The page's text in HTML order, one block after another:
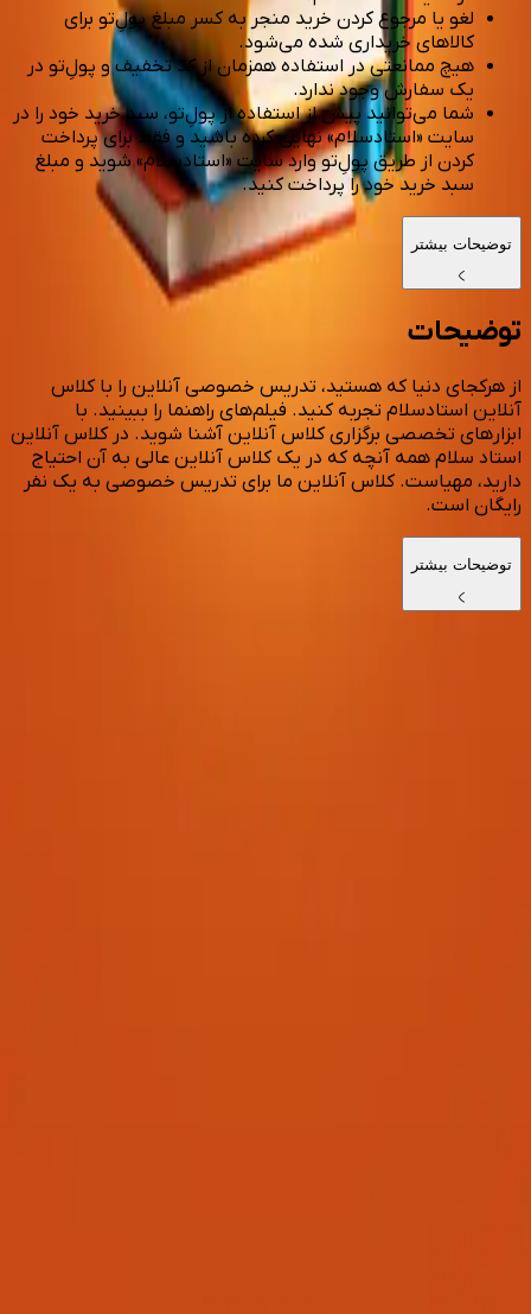
لغو یا مرجوع کردن خرید منجر به کسر مبلغ پولِ‌تو برای
کالاهای خریداری شده می‌شود.
هیچ ممانعتی در استفاده همزمان از کد تخفیف و پولِ‌تو در
یک سفارش وجود ندارد.
شما می‌توانید پیش از استفاده از پولِ‌تو، سبد خرید خود را در
سایت «استادسلام» نهایی کرده باشید و فقط برای پرداخت
کردن از طریق پولِ‌تو وارد سایت «استادسلام» شوید و مبلغ
سبد خرید خود را پرداخت کنید.
توضیحات بیشتر
توضیحات
از هر‌کجای دنیا که هستید، تدریس خصوصی آنلاین را با کلاس
آنلاین استادسلام تجربه کنید. فیلم‌های راهنما را ببینید. با
ابزار‎های تخصصی برگزاری کلاس آنلاین آشنا شوید. در کلاس آنلاین
استاد سلام همه آنچه که در یک کلاس آنلاین عالی به آن احتیاج
دارید، مهیاست. کلاس آنلاین ما برای تدریس خصوصی به یک نفر
رایگان است.
توضیحات بیشتر